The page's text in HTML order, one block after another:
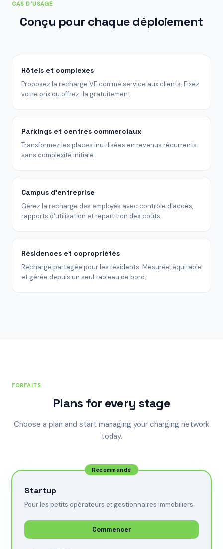
CAS D'USAGE
Conçu pour chaque déploiement
Hôtels et complexes
Proposez la recharge VE comme service aux clients. Fixez
votre prix ou offrez-la gratuitement.
Parkings et centres commerciaux
Transformez les places inutilisées en revenus récurrents
sans complexité initiale.
Campus d'entreprise
Gérez la recharge des employés avec contrôle d'accès,
rapports d'utilisation et répartition des coûts.
Résidences et copropriétés
Recharge partagée pour les résidents. Mesurée, équitable
et gérée depuis un seul tableau de bord.
FORFAITS
Plans for every stage
Choose a plan and start managing your charging network
today.
Recommandé
Startup
Pour les petits opérateurs et gestionnaires immobiliers
Commencer